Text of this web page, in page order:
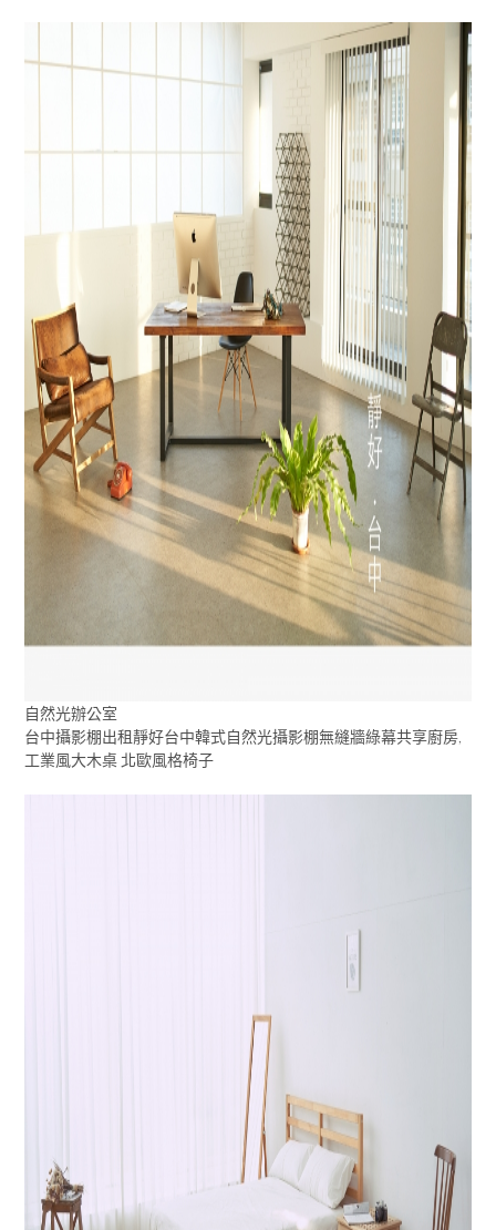
自然光辦公室
台中攝影棚出租靜好台中韓式自然光攝影棚無縫牆綠幕共享廚房,
工業風大木桌 北歐風格椅子